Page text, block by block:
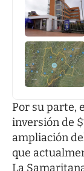
Por su parte,
inversión de
ampliación
que
La